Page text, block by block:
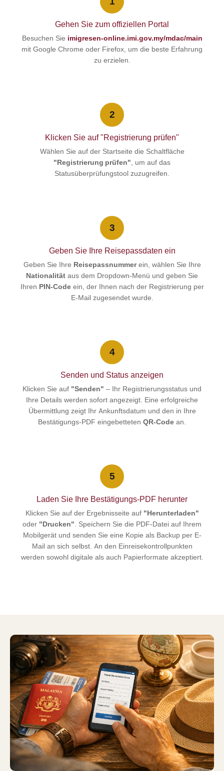
Gehen Sie zum offiziellen Portal
Besuchen Sie imigresen-online.imi.gov.my/mdac/main
mit Google Chrome oder Firefox, um die beste Erfahrung
zu erzielen.
2
Klicken Sie auf "Registrierung prüfen"
Wählen Sie auf der Startseite die Schaltfläche
"Registrierung prüfen", um auf das
Statusüberprüfungstool zuzugreifen.
3
Geben Sie Ihre Reisepassdaten ein
Geben Sie Ihre Reisepassnummerein, wählen Sie Ihre
Nationalität aus dem Dropdown-Menü und geben Sie
Ihren PIN-Codeein, der Ihnen nach der Registrierung per
E-Mail zugesendet wurde.
4
Senden und Status anzeigen
Klicken Sie auf "Senden" – Ihr Registrierungsstatus und
Ihre Details werden sofort angezeigt. Eine erfolgreiche
Übermittlung zeigt Ihr Ankunftsdatum und den in Ihre
Bestätigungs-PDF eingebetteten QR-Code an.
5
Laden Sie Ihre Bestätigungs-PDF herunter
Klicken Sie auf der Ergebnisseite auf "Herunterladen"
oder "Drucken". Speichern Sie die PDF-Datei auf Ihrem
Mobilgerät und senden Sie eine Kopie als Backup per E-
Mail an sich selbst. An den Einreisekontrollpunkten
werden sowohl digitale als auch Papierformate akzeptiert.